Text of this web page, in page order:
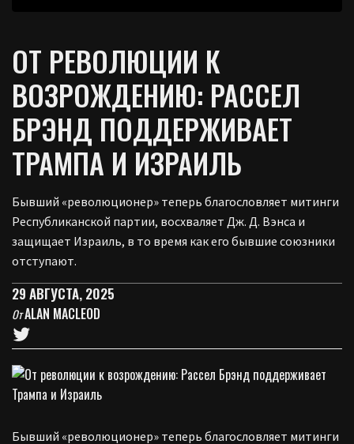
ОТ РЕВОЛЮЦИИ К
ВОЗРОЖДЕНИЮ: РАССЕЛ
БРЭНД ПОДДЕРЖИВАЕТ
ТРАМПА И ИЗРАИЛЬ
Бывший «революционер» теперь благословляет митинги
Республиканской партии, восхваляет Дж. Д. Вэнса и
защищает Израиль, в то время как его бывшие союзники
отступают.
29 АВГУСТА, 2025
ОтALAN MACLEOD
Бывший «революционер» теперь благословляет митинги